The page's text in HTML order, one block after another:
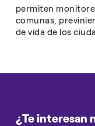
permiten
comunas,
de vida de los
¿Te interesan